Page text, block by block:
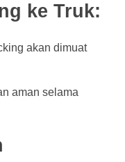
ke Truk:
akan dimuat
aman selama